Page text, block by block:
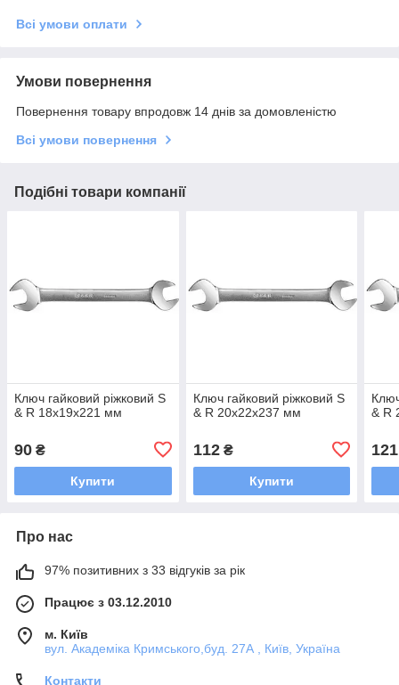
Всі умови оплати
Умови повернення
Повернення товару впродовж 14 днів за домовленістю
Всі умови повернення
Подібні товари компанії
Ключ гайковий ріжковий S
& R 18х19х221 мм
90 ₴
Купити
Ключ гайковий ріжковий S
& R 20х22х237 мм
112₴
Купити
& R
121
Про нас
97% позитивних з 33 відгуків за рік
Працює з 03.12.2010
м. Київ
вул. Академіка Кримського,буд. 27А , Київ, Україна
Контакти